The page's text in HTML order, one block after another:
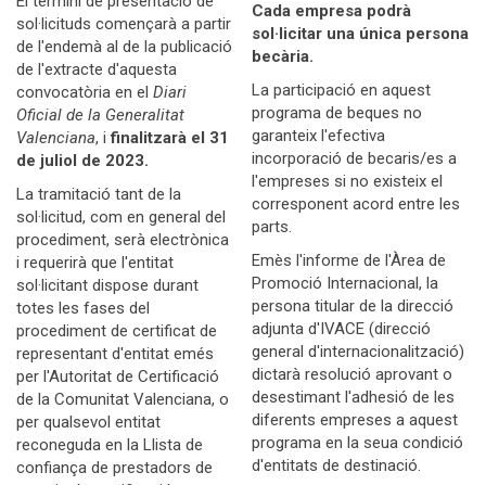
sol·licituds començarà a partir
de l'endemà al de la publicació
de l'extracte d'aquesta
convocatòria en el Diari
Oficial de la Generalitat
Valenciana, ifinalitzarà el 31
de juliol de 2023.
La tramitació tant de la
sol·licitud, com en general del
procediment, serà electrònica
i requerirà que l'entitat
sol·licitant dispose durant
totes les fases del
procediment de certificat de
representant d'entitat emés
per l'Autoritat de Certificació
de la Comunitat Valenciana, o
per qualsevol entitat
reconeguda en la Llista de
confiança de prestadors de
Cada empresa podrà
sol·licitar una única persona
becària.
La participació en aquest
programa de beques no
garanteix l'efectiva
incorporació de becaris/es a
l'empreses si no existeix el
corresponent acord entre les
parts.
Emès l'informe de l'Àrea de
Promoció Internacional, la
persona titular de la direcció
adjunta d'IVACE (direcció
general d'internacionalització)
dictarà resolució aprovant o
desestimant l'adhesió de les
diferents empreses a aquest
programa en la seua condició
d'entitats de destinació.